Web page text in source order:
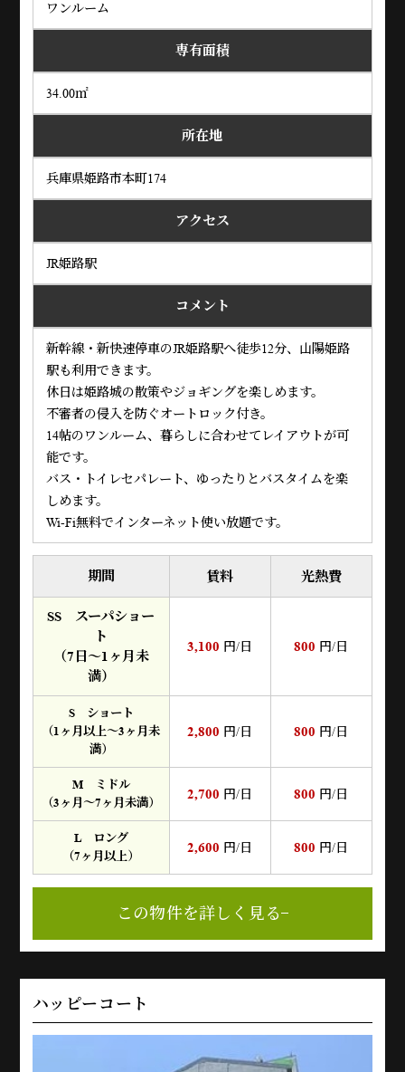
ワンルーム
専有面積
34.00㎡
所在地
兵庫県姫路市本町174
アクセス
JR姫路駅
コメント
新幹線・新快速停車のJR姫路駅へ徒歩12分、山陽姫路
駅も利用できます。
休日は姫路城の散策やジョギングを楽しめます。
不審者の侵入を防ぐオートロック付き。
14帖のワンルーム、暮らしに合わせてレイアウトが可
能です。
バス・トイレセパレート、ゆったりとバスタイムを楽
しめます。
Wi-Fi無料でインターネット使い放題です。
期間 賃料 光熱費
SS スーパショー
ト
（7日～1ヶ月未
満）
3,100 円/日 800 円/日
S ショート
（1ヶ月以上～3ヶ月未
満）
2,800 円/日 800 円/日
M ミドル
（3ヶ月～7ヶ月未満）
2,700 円/日 800 円/日
L ロング
（7ヶ月以上）
2,600 円/日 800 円/日
この物件を詳しく見る
ハッピーコート